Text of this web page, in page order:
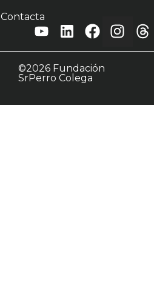
Contacta
©2026 Fundación
SrPerro Colega